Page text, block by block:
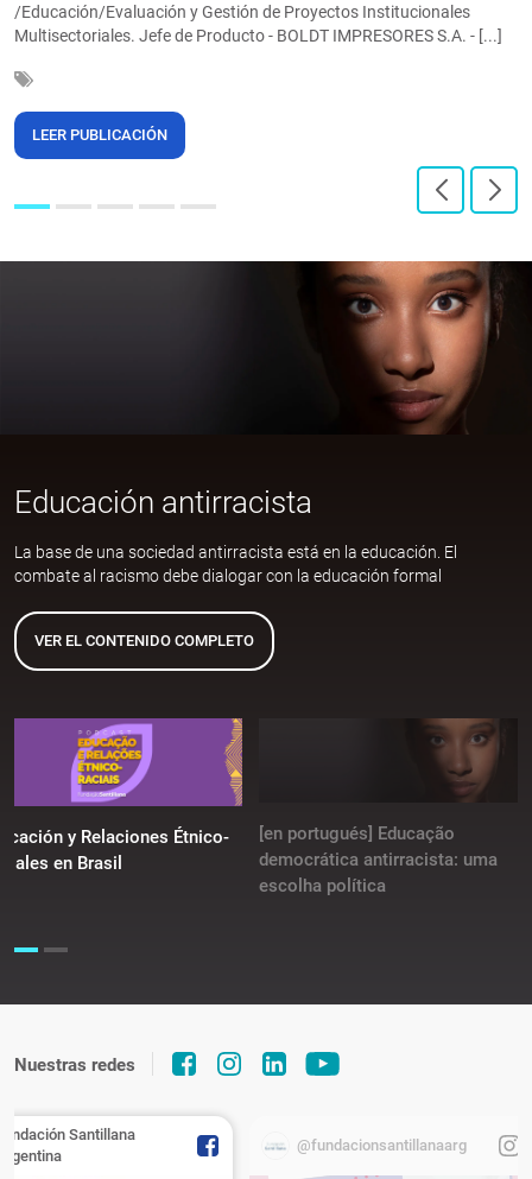
/Educación/Evaluación y Gestión de Proyectos Institucionales
Multisectoriales. Jefe de Producto - BOLDT IMPRESORES S.A. - [...]
LEER PUBLICACIÓN
Educación antirracista
La base de una sociedad antirracista está en la educación. El
combate al racismo debe dialogar con la educación formal
VER EL CONTENIDO COMPLETO
y Relaciones Étnico-
en Brasil
[en portugués] Educação
democrática antirracista: uma
escolha política
Nuestras redes
Santillana
@fundacionsantillanaarg